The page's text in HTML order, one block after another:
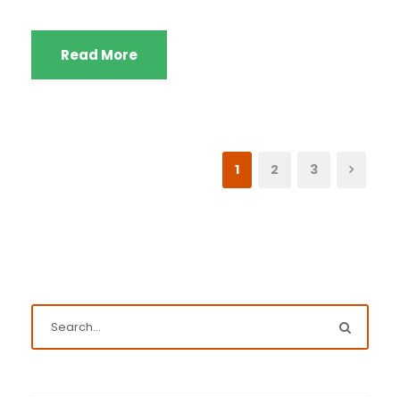
Read More
1 2 3